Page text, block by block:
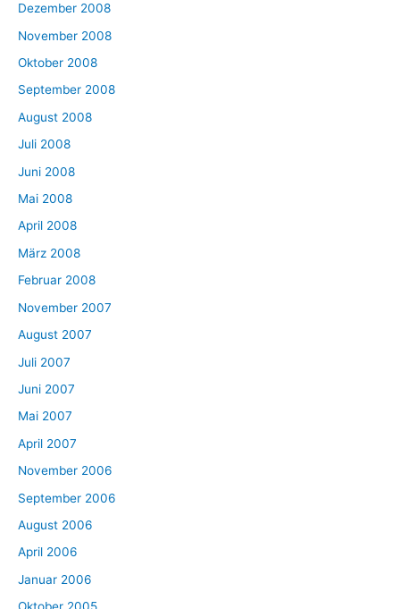
Dezember 2008
November 2008
Oktober 2008
September 2008
August 2008
Juli 2008
Juni 2008
Mai 2008
April 2008
März 2008
Februar 2008
November 2007
August 2007
Juli 2007
Juni 2007
Mai 2007
April 2007
November 2006
September 2006
August 2006
April 2006
Januar 2006